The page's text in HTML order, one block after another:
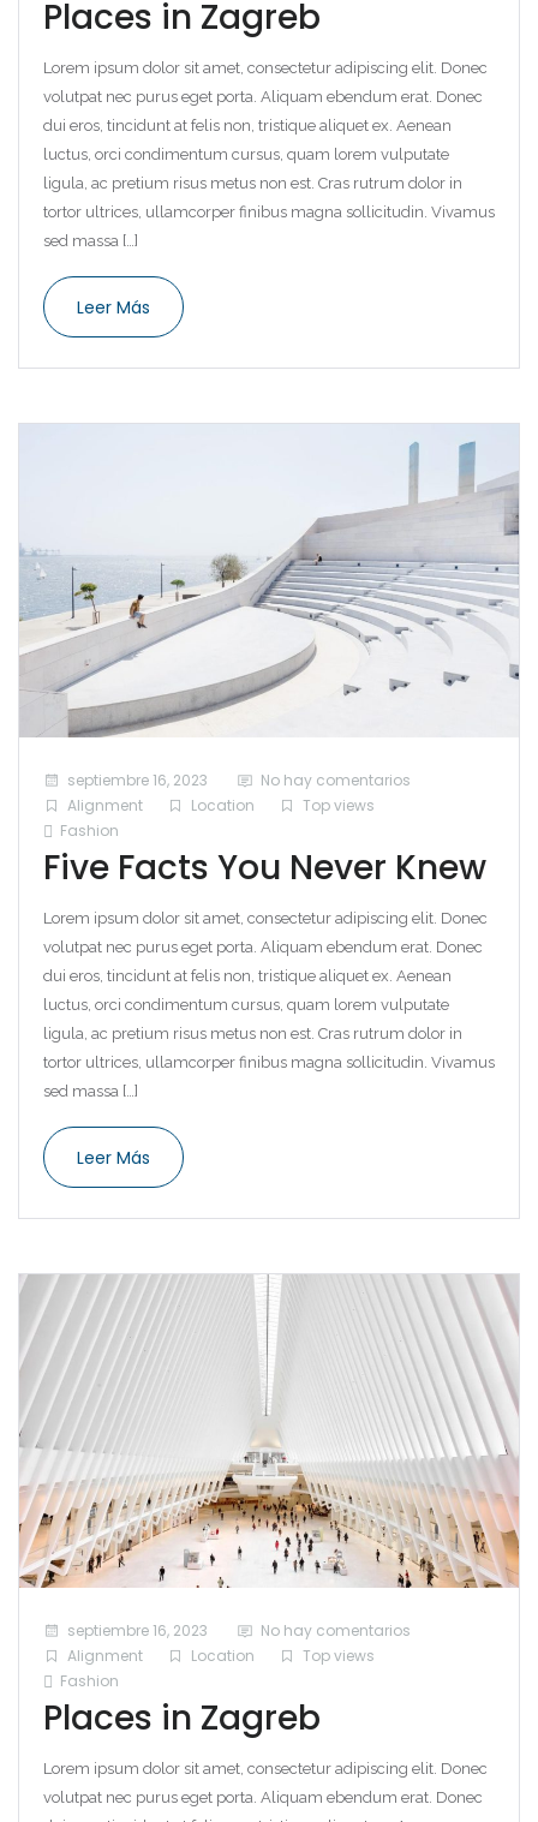
Places in Zagreb
Lorem ipsum dolor sit amet, consectetur adipiscing elit. Donec
volutpat nec purus eget porta. Aliquam ebendum erat. Donec
dui eros, tincidunt at felis non, tristique aliquet ex. Aenean
luctus, orci condimentum cursus, quam lorem vulputate
ligula, ac pretium risus metus non est. Cras rutrum dolor in
tortor ultrices, ullamcorper finibus magna sollicitudin. Vivamus
sed massa […]
Leer Más
septiembre 16, 2023
No hay comentarios
Alignment
Location
Top views
Fashion
Five Facts You Never Knew
Lorem ipsum dolor sit amet, consectetur adipiscing elit. Donec
volutpat nec purus eget porta. Aliquam ebendum erat. Donec
dui eros, tincidunt at felis non, tristique aliquet ex. Aenean
luctus, orci condimentum cursus, quam lorem vulputate
ligula, ac pretium risus metus non est. Cras rutrum dolor in
tortor ultrices, ullamcorper finibus magna sollicitudin. Vivamus
sed massa […]
Leer Más
septiembre 16, 2023
No hay comentarios
Alignment
Location
Top views
Fashion
Places in Zagreb
Lorem ipsum dolor sit amet, consectetur adipiscing elit. Donec
volutpat nec purus eget porta. Aliquam ebendum erat. Donec
Remember me Forgot Password?